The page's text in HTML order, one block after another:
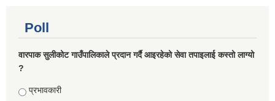
Poll
वारपाक सुलीकोट गाउँपालिकाले प्रदान गर्दै आइरहेको सेवा तपाइलाई कस्तो लाग्यो
?
Choices
प्रभावकारी